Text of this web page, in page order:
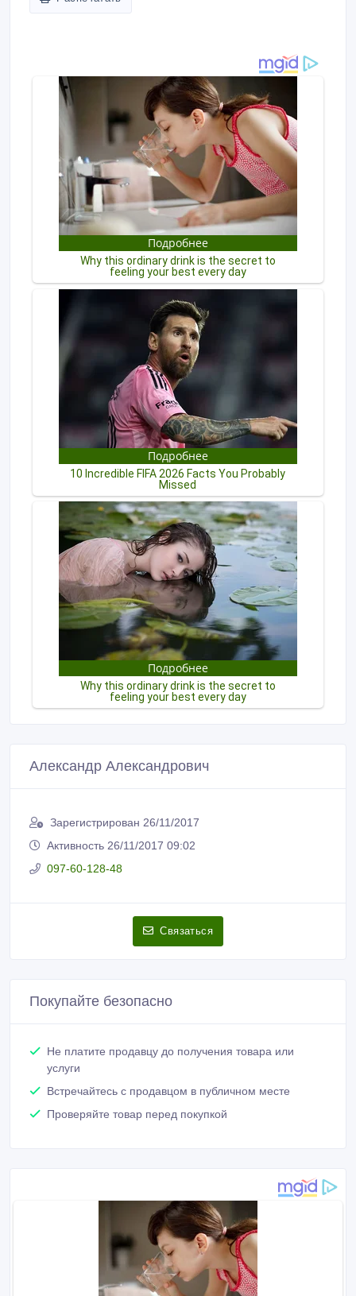
Александр Александрович
Зарегистрирован 26/11/2017
Активность 26/11/2017 09:02
097-60-128-48
Связаться
Покупайте безопасно
Не платите продавцу до получения товара или
услуги
Встречайтесь с продавцом в публичном месте
Проверяйте товар перед покупкой